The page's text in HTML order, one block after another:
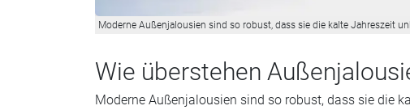
Moderne Außenjalousien sind so robust, dass sie die kalte Jahreszeit
Wie überstehen
Moderne Außenjalousien sind so robust, dass sie die